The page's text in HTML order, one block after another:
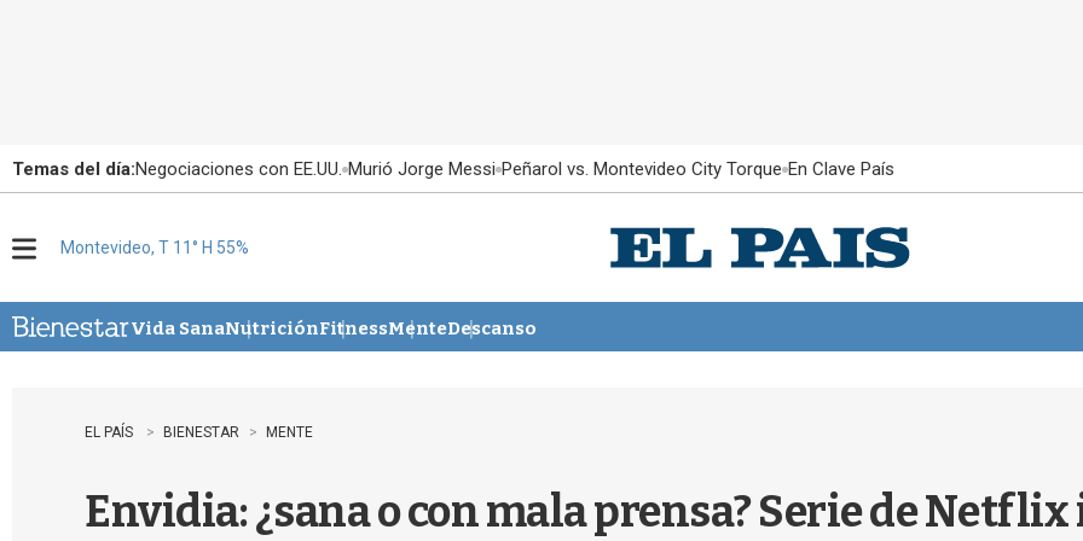
Temas del día:Negociaciones con EE.UU. Murió Jorge Messi Peñarol vs. Montevideo City Torque En Clave País
u
Montevideo, T 11° H 55%
Vida SanaNutriciónFitnessMenteDescanso
EL PAÍS BIENESTAR MENTE
Envidia: ¿sana o con mala prensa? Serie de